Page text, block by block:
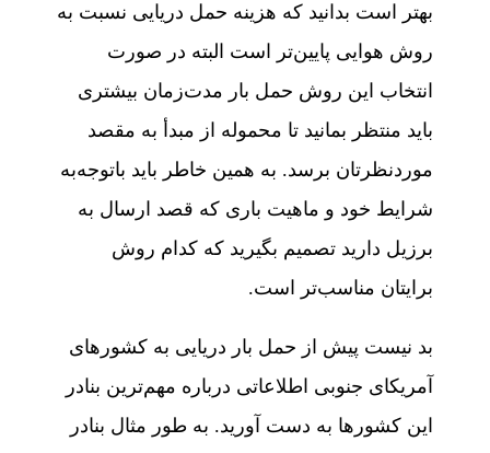
بهتر است بدانید که هزینه حمل دریایی نسبت به
روش هوایی پایین‌تر است البته در صورت
انتخاب این روش حمل بار مدت‌زمان بیشتری
باید منتظر بمانید تا محموله از مبدأ به مقصد
موردنظرتان برسد. به همین خاطر باید باتوجه‌به
شرایط خود و ماهیت باری که قصد ارسال به
برزیل دارید تصمیم بگیرید که کدام روش
برایتان مناسب‌تر است.
بد نیست پیش از حمل بار دریایی به کشورهای
آمریکای جنوبی اطلاعاتی درباره مهم‌ترین بنادر
این کشورها به دست آورید. به طور مثال بنادر